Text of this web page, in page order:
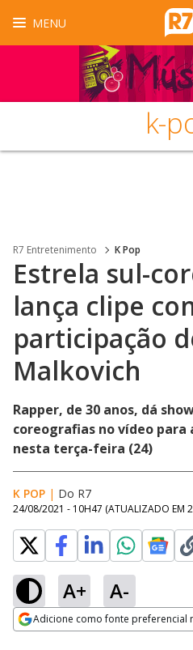
MENU
k-
R7 Entretenimento K Pop
Estrela sul-
lança clipe
participação
Malkovich
Rapper, de 30 anos, dá
coreografias no vídeo para
nesta terça-feira (24)
K POP | Do R7
24/08/2021 - 10H47 (ATUALIZADO EM
A+ A-
Adicione como fonte preferencial